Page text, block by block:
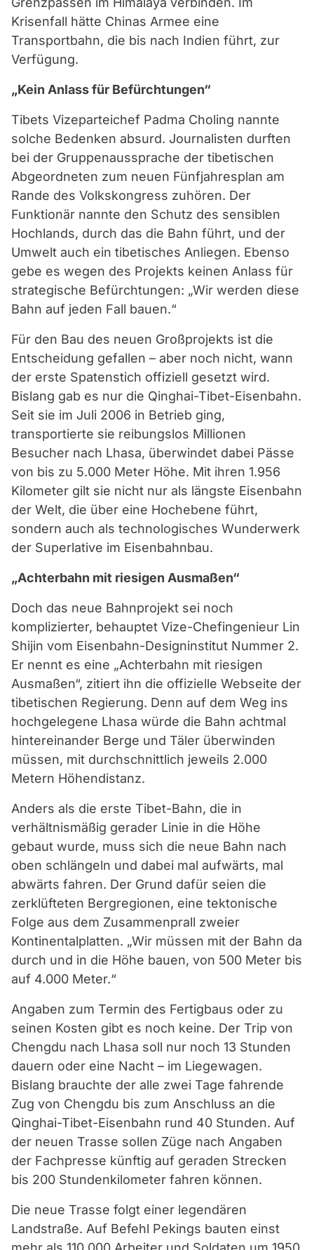
Krisenfall hätte Chinas Armee eine
Transportbahn, die bis nach Indien führt, zur
Verfügung.
„Kein Anlass für Befürchtungen“
Tibets Vizeparteichef Padma Choling nannte
solche Bedenken absurd. Journalisten durften
bei der Gruppenaussprache der tibetischen
Abgeordneten zum neuen Fünfjahresplan am
Rande des Volkskongress zuhören. Der
Funktionär nannte den Schutz des sensiblen
Hochlands, durch das die Bahn führt, und der
Umwelt auch ein tibetisches Anliegen. Ebenso
gebe es wegen des Projekts keinen Anlass für
strategische Befürchtungen: „Wir werden diese
Bahn auf jeden Fall bauen.“
Für den Bau des neuen Großprojekts ist die
Entscheidung gefallen – aber noch nicht, wann
der erste Spatenstich offiziell gesetzt wird.
Bislang gab es nur die Qinghai-Tibet-Eisenbahn.
Seit sie im Juli 2006 in Betrieb ging,
transportierte sie reibungslos Millionen
Besucher nach Lhasa, überwindet dabei Pässe
von bis zu 5.000 Meter Höhe. Mit ihren 1.956
Kilometer gilt sie nicht nur als längste Eisenbahn
der Welt, die über eine Hochebene führt,
sondern auch als technologisches Wunderwerk
der Superlative im Eisenbahnbau.
„Achterbahn mit riesigen Ausmaßen“
Doch das neue Bahnprojekt sei noch
komplizierter, behauptet Vize-Chefingenieur Lin
Shijin vom Eisenbahn-Designinstitut Nummer 2.
Er nennt es eine „Achterbahn mit riesigen
Ausmaßen“, zitiert ihn die offizielle Webseite der
tibetischen Regierung. Denn auf dem Weg ins
hochgelegene Lhasa würde die Bahn achtmal
hintereinander Berge und Täler überwinden
müssen, mit durchschnittlich jeweils 2.000
Metern Höhendistanz.
Anders als die erste Tibet-Bahn, die in
verhältnismäßig gerader Linie in die Höhe
gebaut wurde, muss sich die neue Bahn nach
oben schlängeln und dabei mal aufwärts, mal
abwärts fahren. Der Grund dafür seien die
zerklüfteten Bergregionen, eine tektonische
Folge aus dem Zusammenprall zweier
Kontinentalplatten. „Wir müssen mit der Bahn da
durch und in die Höhe bauen, von 500 Meter bis
auf 4.000 Meter.“
Angaben zum Termin des Fertigbaus oder zu
seinen Kosten gibt es noch keine. Der Trip von
Chengdu nach Lhasa soll nur noch 13 Stunden
dauern oder eine Nacht – im Liegewagen.
Bislang brauchte der alle zwei Tage fahrende
Zug von Chengdu bis zum Anschluss an die
Qinghai-Tibet-Eisenbahn rund 40 Stunden. Auf
der neuen Trasse sollen Züge nach Angaben
der Fachpresse künftig auf geraden Strecken
bis 200 Stundenkilometer fahren können.
Die neue Trasse folgt einer legendären
Landstraße. Auf Befehl Pekings bauten einst